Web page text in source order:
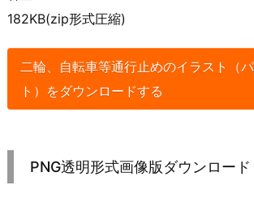
182KB(zip形式圧縮)
二輪、自転車等通行止めのイラスト（
ト）をダウンロードする
PNG透明形式画像版ダウンロード